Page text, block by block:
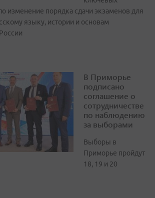
изменение порядка сдачи экзаменов для
языку, истории и основам
В Приморье
подписано
соглашение о
сотрудничестве
по наблюдению
за выборами
Выборы в
Приморье пройдут
18, 19 и 20